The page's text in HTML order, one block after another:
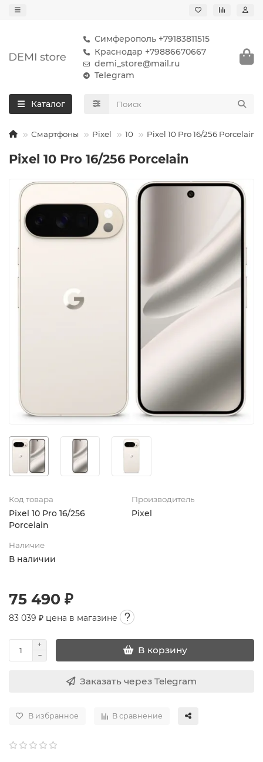
Симферополь +79183811515
Краснодар +79886670667
demi_store@mail.ru
Telegram
Каталог
Смартфоны Pixel 10 Pixel 10 Pro 16/256 Porcelain
Pixel 10 Pro 16/256 Porcelain
Код товара
Pixel 10 Pro 16/256
Porcelain
Производитель
Pixel
Наличие
В наличии
75 490 ₽
83 039 ₽ цена в магазине
В корзину
Заказать через Telegram
В избранное В сравнение